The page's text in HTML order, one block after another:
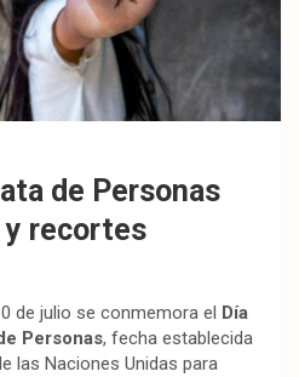
de Personas
recortes
de julio se conmemora el
Día
Personas, fecha establecida
las Naciones Unidas para